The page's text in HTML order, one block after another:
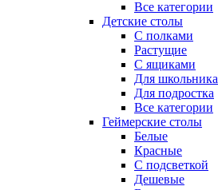
Все категории
Детские столы
С полками
Растущие
С ящиками
Для школьника
Для подростка
Все категории
Геймерские столы
Белые
Красные
С подсветкой
Дешевые